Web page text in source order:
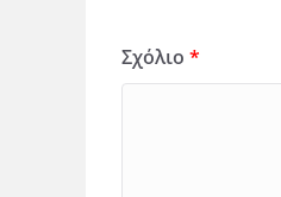
Σχόλιο *